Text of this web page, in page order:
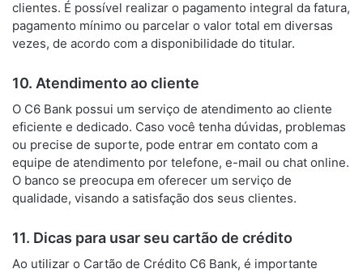
clientes. É possível realizar o pagamento integral da fatura,
pagamento mínimo ou parcelar o valor total em diversas
vezes, de acordo com a disponibilidade do titular.
10. Atendimento ao cliente
O C6 Bank possui um serviço de atendimento ao cliente
eficiente e dedicado. Caso você tenha dúvidas, problemas
ou precise de suporte, pode entrar em contato com a
equipe de atendimento por telefone, e-mail ou chat online.
O banco se preocupa em oferecer um serviço de
qualidade, visando a satisfação dos seus clientes.
11. Dicas para usar seu cartão de crédito
Ao utilizar o Cartão de Crédito C6 Bank, é importante